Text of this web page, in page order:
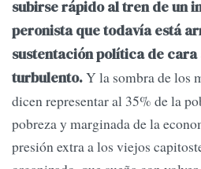
subirse rápido al tren de un
peronista que todavía está
sustentación política de cara
turbulento.Y la sombra de los
dicen representar al 35% de la
pobreza y marginada de la
presión extra a los viejos